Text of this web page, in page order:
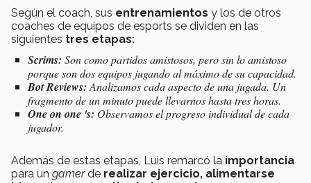
Según el coach, sus entrenamientos y los de otros
coaches de equipos de esports se dividen en las
siguientes tres etapas:
Scrims: Son como partidos amistosos, pero sin lo amistoso
porque son dos equipos jugando al máximo de su capacidad.
Bot Reviews:Analizamos cada aspecto de una jugada. Un
fragmento de un minuto puede llevarnos hasta tres horas.
One on one 's: Observamos el progreso individual de cada
jugador.
Además de estas etapas, Luis remarcó la importancia
para un gamer de realizar ejercicio, alimentarse